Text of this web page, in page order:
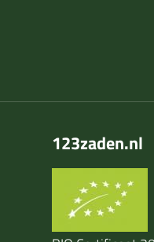
123zaden.nl